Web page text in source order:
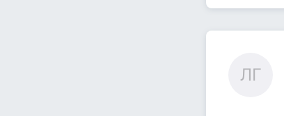
ЛГ